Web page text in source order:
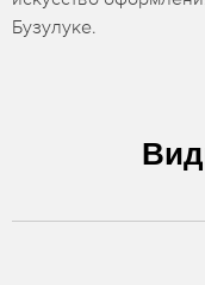
Бузулуке.